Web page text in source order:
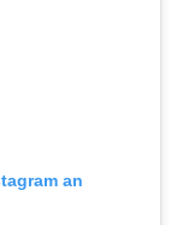
an